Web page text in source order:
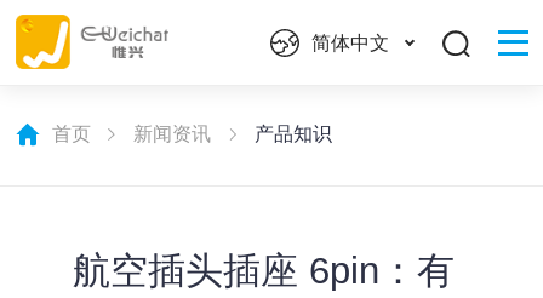
简体中文
首页 新闻资讯 产品知识
航空插头插座 6pin：有